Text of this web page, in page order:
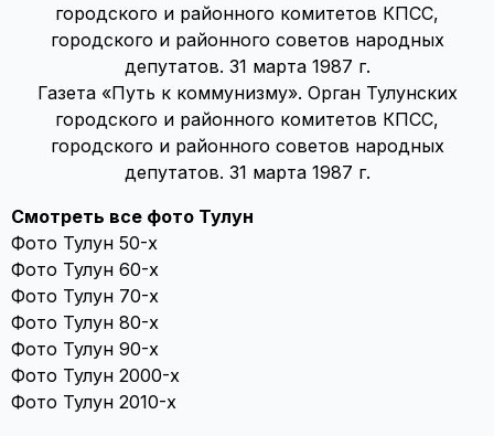
Газета «Путь к коммунизму». Орган Тулунских
городского и районного комитетов КПСС,
городского и районного советов народных
депутатов. 31 марта 1987 г.
Смотреть все фото Тулун
Фото Тулун 50-х
Фото Тулун 60-х
Фото Тулун 70-х
Фото Тулун 80-х
Фото Тулун 90-х
Фото Тулун 2000-х
Фото Тулун 2010-х